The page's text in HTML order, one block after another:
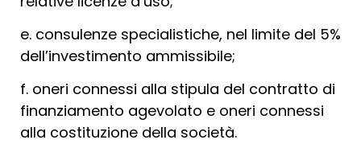
e. consulenze specialistiche, nel limite del 5%
dell’investimento ammissibile;
f. oneri connessi alla stipula del contratto di
finanziamento agevolato e oneri connessi
alla costituzione della società.